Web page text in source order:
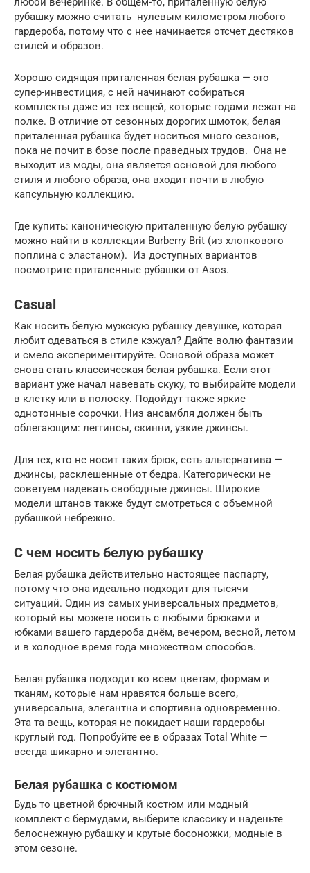
рубашку можно считать нулевым километром любого
гардероба, потому что с нее начинается отсчет дестяков
стилей и образов.
Хорошо сидящая приталенная белая рубашка — это
супер-инвестиция, с ней начинают собираться
комплекты даже из тех вещей, которые годами лежат на
полке. В отличие от сезонных дорогих шмоток, белая
приталенная рубашка будет носиться много сезонов,
пока не почит в бозе после праведных трудов. Она не
выходит из моды, она является основой для любого
стиля и любого образа, она входит почти в любую
капсульную коллекцию.
Где купить: каноническую приталенную белую рубашку
можно найти в коллекции Burberry Brit (из хлопкового
поплина с эластаном). Из доступных вариантов
посмотрите приталенные рубашки от Asos.
Casual
Как носить белую мужскую рубашку девушке, которая
любит одеваться в стиле кэжуал? Дайте волю фантазии
и смело экспериментируйте. Основой образа может
снова стать классическая белая рубашка. Если этот
вариант уже начал навевать скуку, то выбирайте модели
в клетку или в полоску. Подойдут также яркие
однотонные сорочки. Низ ансамбля должен быть
облегающим: леггинсы, скинни, узкие джинсы.
Для тех, кто не носит таких брюк, есть альтернатива —
джинсы, расклешенные от бедра. Категорически не
советуем надевать свободные джинсы. Широкие
модели штанов также будут смотреться с объемной
рубашкой небрежно.
С чем носить белую рубашку
Белая рубашка действительно настоящее паспарту,
потому что она идеально подходит для тысячи
ситуаций. Один из самых универсальных предметов,
который вы можете носить с любыми брюками и
юбками вашего гардероба днём, вечером, весной, летом
и в холодное время года множеством способов.
Белая рубашка подходит ко всем цветам, формам и
тканям, которые нам нравятся больше всего,
универсальна, элегантна и спортивна одновременно.
Эта та вещь, которая не покидает наши гардеробы
круглый год. Попробуйте ее в образах Total White —
всегда шикарно и элегантно.
Белая рубашка с костюмом
Будь то цветной брючный костюм или модный
комплект с бермудами, выберите классику и наденьте
белоснежную рубашку и крутые босоножки, модные в
этом сезоне.